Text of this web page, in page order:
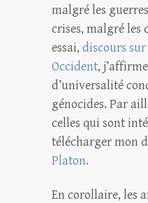
malgré les
crises, malgré les
essai, discours
Occident,
d’universalité
génocides. Par
celles qui sont
télécharger mon
Platon.
En corollaire, les